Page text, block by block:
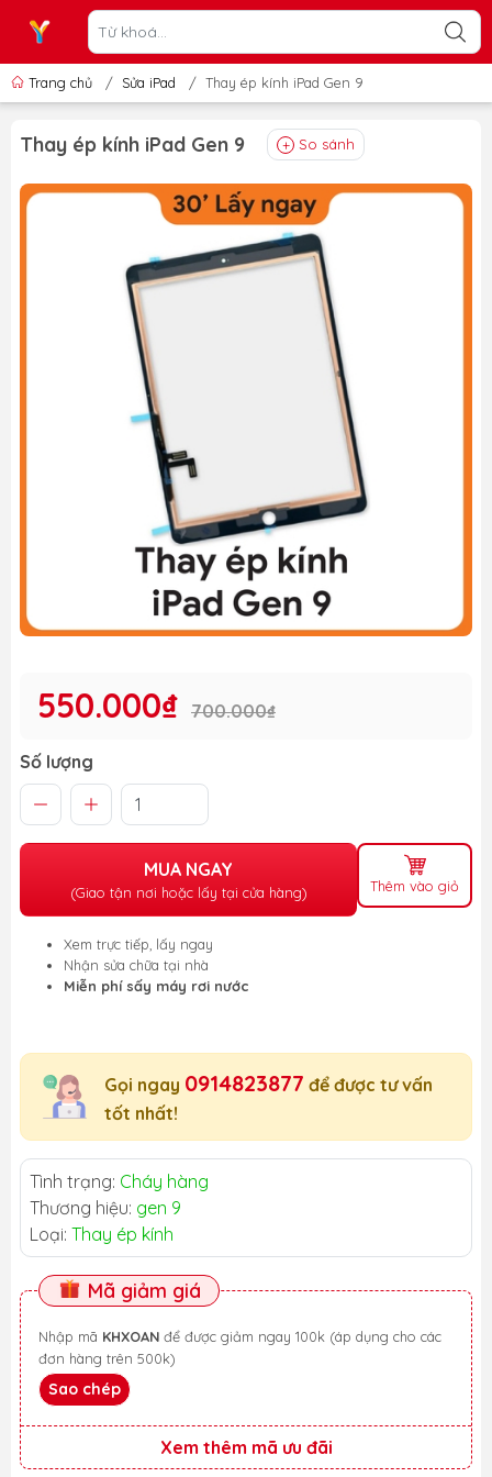
Trang chủ / Sửa iPad / Thay ép kính iPad Gen 9
Thay ép kính iPad Gen 9 So sánh
550.000₫ 700.000₫
Số lượng
MUA NGAY
(Giao tận nơi hoặc lấy tại cửa hàng) Thêm vào giỏ
Xem trực tiếp, lấy ngay
Nhận sửa chữa tại nhà
Miễn phí sấy máy rơi nước
Gọi ngay 0914823877 để được tư vấn
tốt nhất!
Tình trạng: Cháy hàng
Thương hiệu: gen 9
Loại: Thay ép kính
Mã giảm giá
Nhập mã KHXOAN
đơn hàng trên 500k)
Sao chép
Xem thêm mã ưu đãi